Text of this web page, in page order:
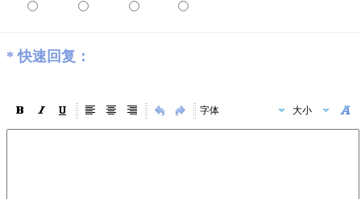
* 快速回复：
字体 大小